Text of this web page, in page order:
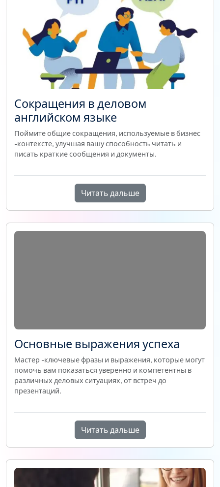
Сокращения в деловом
английском языке
Поймите общие сокращения, используемые в бизнес
-контексте, улучшая вашу способность читать и
писать краткие сообщения и документы.
Читать дальше
Основные выражения успеха
Мастер -ключевые фразы и выражения, которые могут
помочь вам показаться уверенно и компетентны в
различных деловых ситуациях, от встреч до
презентаций.
Читать дальше